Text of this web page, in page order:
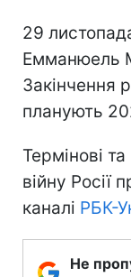
29
Емманюель
Закінчення
планують
Термінові
війну Росії
каналі РБК-
Не